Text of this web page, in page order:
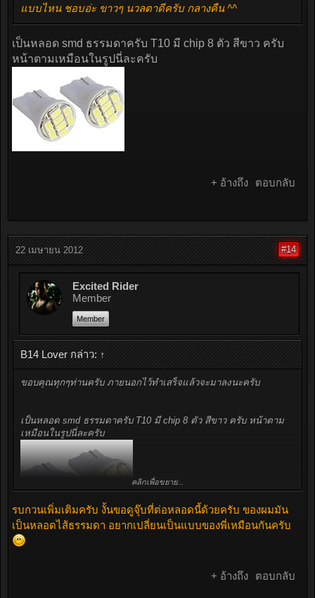
แบบไหน ชอบอ่ะ ขาวๆ นวลตาดีครับ กลางคืน ^^
เป็นหลอด smd ธรรมดาครับ T10 มี chip 8 ตัว สีขาว ครับ
หน้าตามเหมือนในรูปนี่ละครับ
+ อ้างถึง ตอบกลับ
22 เมษายน 2012 #14
Excited Rider
Member
Member
B14 Lover กล่าว: ↑
ขอบคุณทุกๆท่านครับ ภายนอกไว้ทำเสร็จแล้วจะมาลงนะครับ
เป็นหลอด smd ธรรมดาครับ T10 มี chip 8 ตัว สีขาว ครับ หน้าตาม
เหมือนในรูปนี่ละครับ
คลิกเพื่อขยาย...
รบกวนเพิ่มเติมครับ งั้นขอดูจุ๊บที่ต่อหลอดนี้ด้วยครับ ของผมมัน
เป็นหลอดไส้ธรรมดา อยากเปลี่ยนเป็นแบบของพี่เหมือนกันครับ
+ อ้างถึง ตอบกลับ